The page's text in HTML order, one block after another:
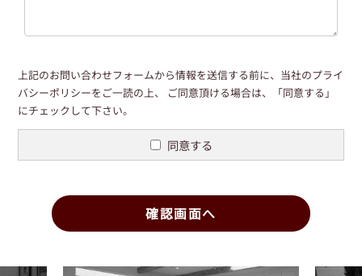
上記のお問い合わせフォームから情報を送信する前に、当社のプライ
バシーポリシーをご一読の上、 ご同意頂ける場合は、「同意する」
にチェックして下さい。
同意する